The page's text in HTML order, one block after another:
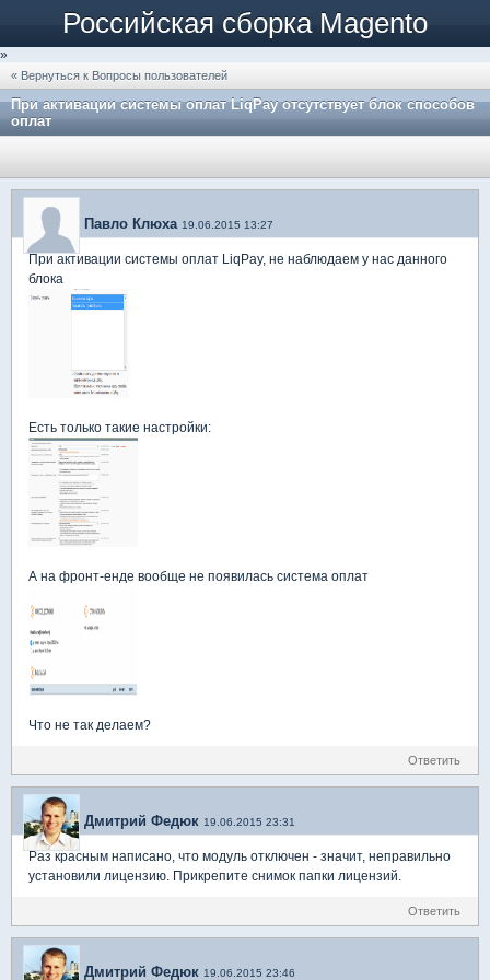
Российская сборка Magento
»
« Вернуться к Вопросы пользователей
При активации системы оплат LiqPay отсутствует блок способов
оплат
Павло Клюха 19.06.2015 13:27
При активации системы оплат LiqPay, не наблюдаем у нас данного
блока
Есть только такие настройки:
А на фронт-енде вообще не появилась система оплат
Что не так делаем?
Ответить
Дмитрий Федюк 19.06.2015 23:31
Раз красным написано, что модуль отключен - значит, неправильно
установили лицензию. Прикрепите снимок папки лицензий.
Ответить
Дмитрий Федюк 19.06.2015 23:46